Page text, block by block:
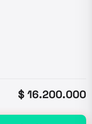
$ 16.200.000